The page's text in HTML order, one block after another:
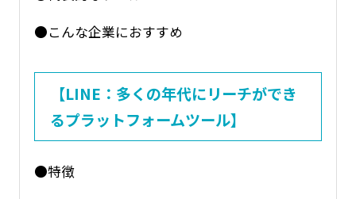
●こんな企業におすすめ
【LINE：多くの年代にリーチができ
るプラットフォームツール】
●特徴